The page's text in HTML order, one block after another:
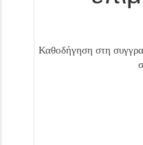
Καθοδήγηση στη